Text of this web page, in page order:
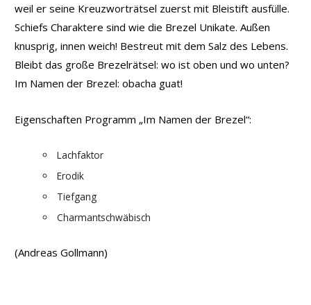
weil er seine Kreuzworträtsel zuerst mit Bleistift ausfülle.
Schiefs Charaktere sind wie die Brezel Unikate. Außen
knusprig, innen weich! Bestreut mit dem Salz des Lebens.
Bleibt das große Brezelrätsel: wo ist oben und wo unten?
Im Namen der Brezel: obacha guat!
Eigenschaften Programm „Im Namen der Brezel“:
Lachfaktor
Erodik
Tiefgang
Charmantschwäbisch
(Andreas Gollmann)